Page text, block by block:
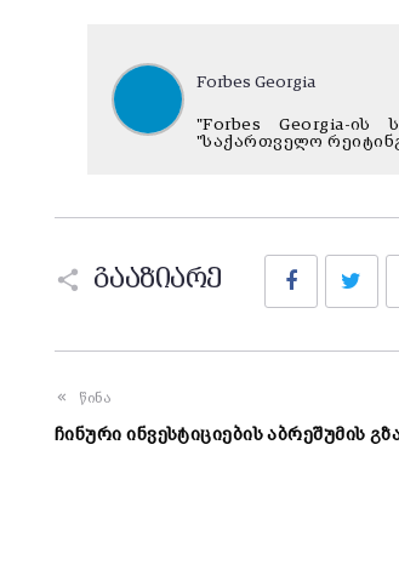
Forbes Georgia
"Forbes Georgia-
"საქართველო
გააზიარე
Facebook
წინა
ჩინური ინვესტიციების აბრეშუმის